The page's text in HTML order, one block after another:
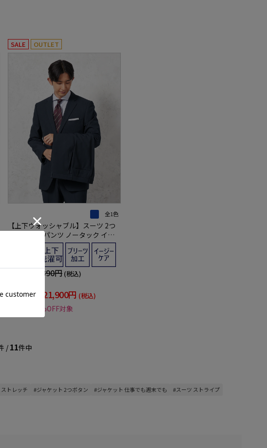
SALE OUTLET
全1色
【上下ウォッシャブル】スーツ 2つ
ボタン ツーパンツ ノータック イー
ジーケア ストライプ ネイビー ビバ
リーヒルズポロクラブ 通年
54,890円 (税込)
WEB価格：
21,900円 (税込)
★2着目50%OFF対象
/11件中
トレッチ #ジャケット 2つボタン #ジャケット 仕事でも週末でも
#スーツ ストライプ